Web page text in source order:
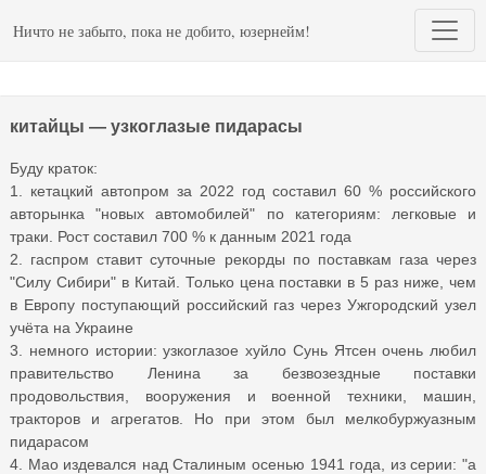
Ничто не забыто, пока не добито, юзернейм!
китайцы — узкоглазые пидарасы
Буду краток:
1. кетацкий автопром за 2022 год составил 60 % российского
авторынка "новых автомобилей" по категориям: легковые и
траки. Рост составил 700 % к данным 2021 года
2. гаспром ставит суточные рекорды по поставкам газа через
"Силу Сибири" в Китай. Только цена поставки в 5 раз ниже, чем
в Европу поступающий российский газ через Ужгородский узел
учёта на Украине
3. немного истории: узкоглазое хуйло Сунь Ятсен очень любил
правительство Ленина за безвозездные поставки
продовольствия, вооружения и военной техники, машин,
тракторов и агрегатов. Но при этом был мелкобуржуазным
пидарасом
4. Мао издевался над Сталиным осенью 1941 года, из серии: "а